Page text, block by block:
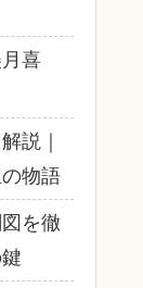
喜
説｜
物語
を徹